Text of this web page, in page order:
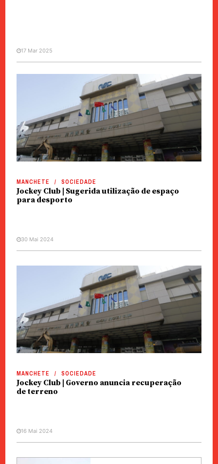
Jockey Club | Abortado plano
para enviar 100 gatos para
Zhuhai
17 Mar 2025
MANCHETE SOCIEDADE
Jockey Club | Sugerida utilização de espaço
para desporto
30 Mai 2024
MANCHETE SOCIEDADE
Jockey Club | Governo anuncia recuperação
de terreno
16 Mai 2024